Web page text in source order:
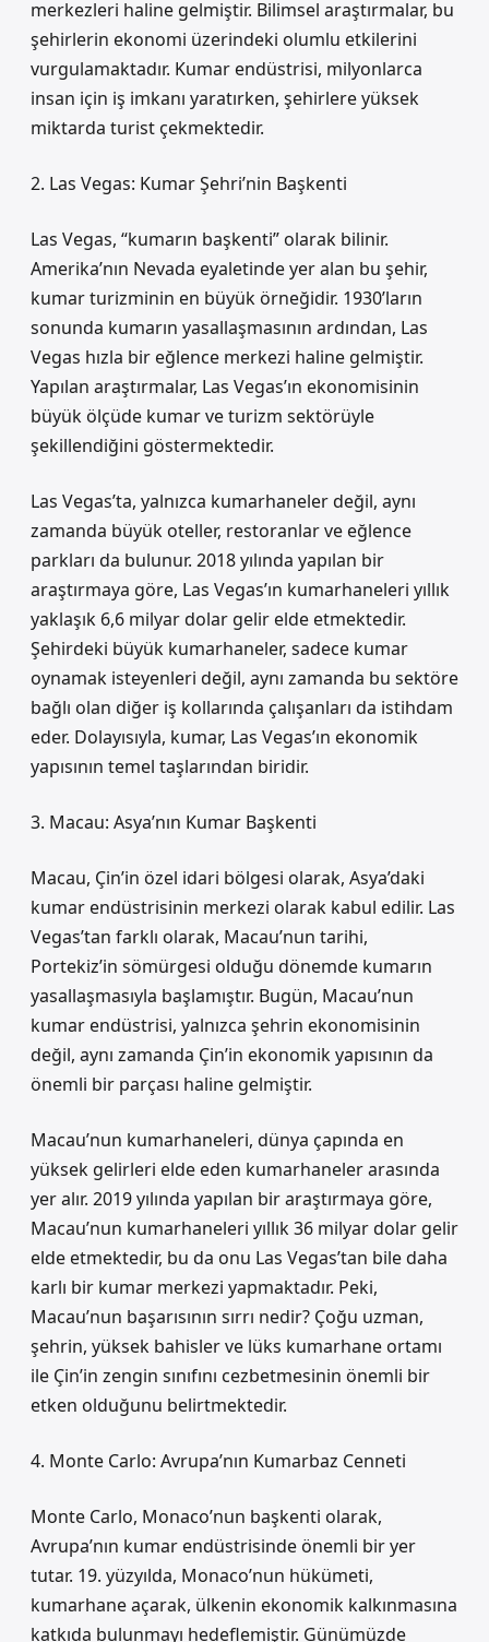
merkezleri haline gelmiştir. Bilimsel araştırmalar, bu
şehirlerin ekonomi üzerindeki olumlu etkilerini
vurgulamaktadır. Kumar endüstrisi, milyonlarca
insan için iş imkanı yaratırken, şehirlere yüksek
miktarda turist çekmektedir.
2. Las Vegas: Kumar Şehri’nin Başkenti
Las Vegas, “kumarın başkenti” olarak bilinir.
Amerika’nın Nevada eyaletinde yer alan bu şehir,
kumar turizminin en büyük örneğidir. 1930’ların
sonunda kumarın yasallaşmasının ardından, Las
Vegas hızla bir eğlence merkezi haline gelmiştir.
Yapılan araştırmalar, Las Vegas’ın ekonomisinin
büyük ölçüde kumar ve turizm sektörüyle
şekillendiğini göstermektedir.
Las Vegas’ta, yalnızca kumarhaneler değil, aynı
zamanda büyük oteller, restoranlar ve eğlence
parkları da bulunur. 2018 yılında yapılan bir
araştırmaya göre, Las Vegas’ın kumarhaneleri yıllık
yaklaşık 6,6 milyar dolar gelir elde etmektedir.
Şehirdeki büyük kumarhaneler, sadece kumar
oynamak isteyenleri değil, aynı zamanda bu sektöre
bağlı olan diğer iş kollarında çalışanları da istihdam
eder. Dolayısıyla, kumar, Las Vegas’ın ekonomik
yapısının temel taşlarından biridir.
3. Macau: Asya’nın Kumar Başkenti
Macau, Çin’in özel idari bölgesi olarak, Asya’daki
kumar endüstrisinin merkezi olarak kabul edilir. Las
Vegas’tan farklı olarak, Macau’nun tarihi,
Portekiz’in sömürgesi olduğu dönemde kumarın
yasallaşmasıyla başlamıştır. Bugün, Macau’nun
kumar endüstrisi, yalnızca şehrin ekonomisinin
değil, aynı zamanda Çin’in ekonomik yapısının da
önemli bir parçası haline gelmiştir.
Macau’nun kumarhaneleri, dünya çapında en
yüksek gelirleri elde eden kumarhaneler arasında
yer alır. 2019 yılında yapılan bir araştırmaya göre,
Macau’nun kumarhaneleri yıllık 36 milyar dolar gelir
elde etmektedir, bu da onu Las Vegas’tan bile daha
karlı bir kumar merkezi yapmaktadır. Peki,
Macau’nun başarısının sırrı nedir? Çoğu uzman,
şehrin, yüksek bahisler ve lüks kumarhane ortamı
ile Çin’in zengin sınıfını cezbetmesinin önemli bir
etken olduğunu belirtmektedir.
4. Monte Carlo: Avrupa’nın Kumarbaz Cenneti
Monte Carlo, Monaco’nun başkenti olarak,
Avrupa’nın kumar endüstrisinde önemli bir yer
tutar. 19. yüzyılda, Monaco’nun hükümeti,
kumarhane açarak, ülkenin ekonomik kalkınmasına
katkıda bulunmayı hedeflemiştir. Günümüzde